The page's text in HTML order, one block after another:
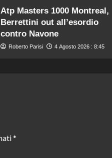
Atp Masters 1000 Montreal,
Berrettini out all’esordio
contro Navone
Roberto Parisi 4 Agosto 2026 : 8:45
*